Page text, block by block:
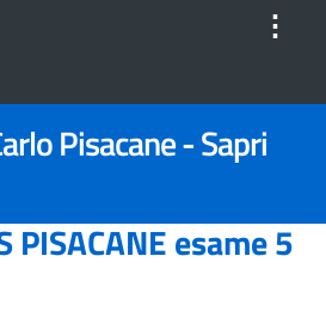
⋮
Pisacane - Sapri
PISACANE esame 5